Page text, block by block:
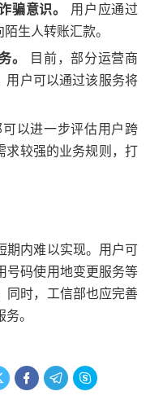
骗意识。
用户应通过
生人转账汇款。
。
目前，部分运营商
用户可以通过该服务将
以进一步评估用户跨
求较强的业务规则，打
期内难以实现。用户可
号码使用地变更服务等
同时，工信部也应完善
。
  